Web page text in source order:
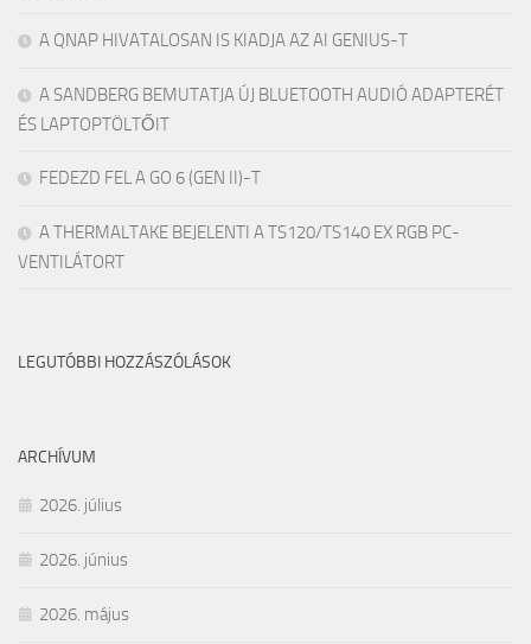
A QNAP HIVATALOSAN IS KIADJA AZ AI GENIUS-T
A SANDBERG BEMUTATJA ÚJ BLUETOOTH AUDIÓ ADAPTERÉT
ÉS LAPTOPTÖLTŐIT
FEDEZD FEL A GO 6 (GEN II)-T
A THERMALTAKE BEJELENTI A TS120/TS140 EX RGB PC-
VENTILÁTORT
LEGUTÓBBI HOZZÁSZÓLÁSOK
ARCHÍVUM
2026. július
2026. június
2026. május